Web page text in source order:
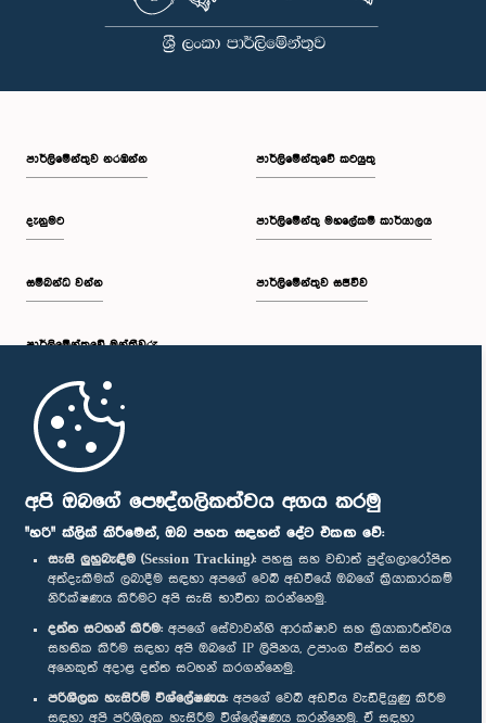
අපි ඔබගේ පෞද්ගලිකත්වය අගය කරමු
"හරි" ක්ලික් කිරීමෙන්, ඔබ පහත සඳහන් දේට එකඟ වේ:
සැසි ලුහුබැඳීම (Session Tracking): පහසු සහ වඩාත් පුද්ගලාරෝපිත
අත්දැකීමක් ලබාදීම සඳහා අපගේ වෙබ් අඩවියේ ඔබගේ ක්‍රියාකාරකම්
නිරීක්ෂණය කිරීමට අපි සැසි භාවිතා කරන්නෙමු.
දත්ත සටහන් කිරීම: අපගේ සේවාවන්හි ආරක්ෂාව සහ ක්‍රියාකාරීත්වය
සහතික කිරීම සඳහා අපි ඔබගේ IP ලිපිනය, උපාංග විස්තර සහ
අනෙකුත් අදාළ දත්ත සටහන් කරගන්නෙමු.
පරිශීලක හැසිරීම් විශ්ලේෂණය: අපගේ වෙබ් අඩවිය වැඩිදියුණු කිරීම
සඳහා අපි පරිශීලක හැසිරීම විශ්ලේෂණය කරන්නෙමු. ඒ සඳහා
පාර්ලි‌මේන්තුව නරඹන්න
දැනුමට
සම්බන්ධ වන්න
පාර්ලි‌මේන්තුවේ මන්ත්‍රීවරු
මුල් පිටුව
පාර්ලිමේන්තුවේ කටයුතු
පාර්ලිමේන්තු මහලේකම් කාර්යාලය
පාර්ලිමේන්තුව සජීවීව
පාර්ලිමේන්තු ජංගම යෙදුම
අප හා සම්බන්ධ වී සිටින්න :
සම්මාන